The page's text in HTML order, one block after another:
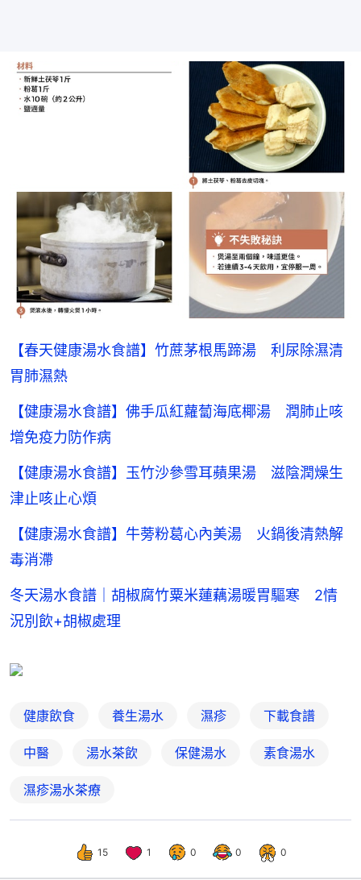
【春天健康湯水食譜】竹蔗茅根馬蹄湯 利尿除濕清
胃肺濕熱
【健康湯水食譜】佛手瓜紅蘿蔔海底椰湯 潤肺止咳
增免疫力防作病
【健康湯水食譜】玉竹沙參雪耳蘋果湯 滋陰潤燥生
津止咳止心煩
【健康湯水食譜】牛蒡粉葛心內美湯 火鍋後清熱解
毒消滯
冬天湯水食譜｜胡椒腐竹粟米蓮藕湯暖胃驅寒 2情
況別飲+胡椒處理
健康飲食 養生湯水 濕疹 下載食譜
中醫 湯水茶飲 保健湯水 素食湯水
濕疹湯水茶療
15 1 0 0 0